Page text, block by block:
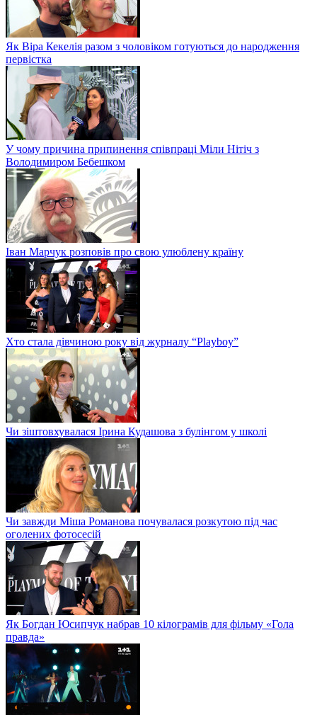
Як Віра Кекелія разом з чоловіком готуються до народження
первістка
У чому причина припинення співпраці Міли Нітіч з
Володимиром Бебешком
Іван Марчук розповів про свою улюблену країну
Хто стала дівчиною року від журналу “Playboy”
Чи зіштовхувалася Ірина Кудашова з булінгом у школі
Чи завжди Міша Романова почувалася розкутою під час
оголених фотосесій
Як Богдан Юсипчук набрав 10 кілограмів для фільму «Гола
правда»